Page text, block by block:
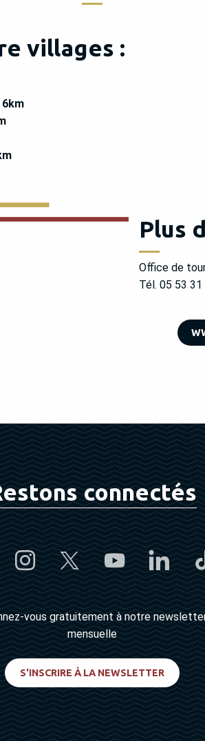
villages :
6km
Plus
Office de
Tél. 05 53 31
connectés
vous gratuitement à notre
mensuelle
S'INSCRIRE À LA NEWSLETTER